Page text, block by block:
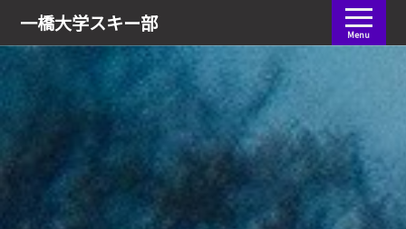
一橋大学スキー部 Menu
会員ログイン